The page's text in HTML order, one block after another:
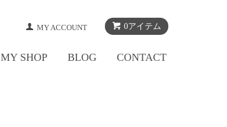
0アイテム
MY ACCOUNT
MY SHOP BLOG CONTACT